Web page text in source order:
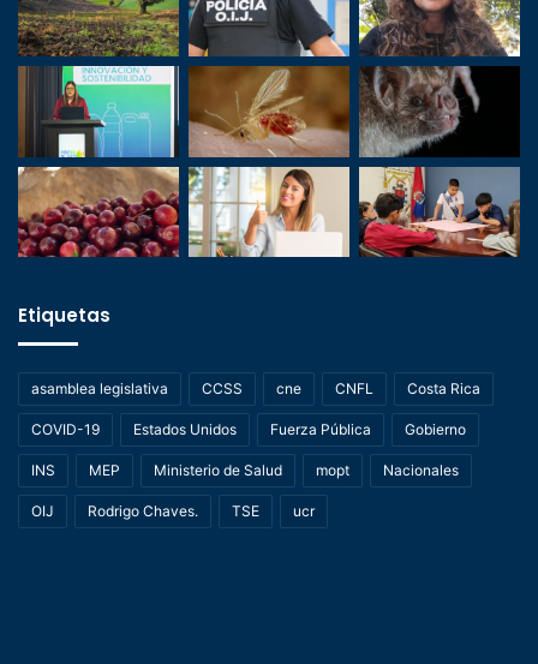
Etiquetas
asamblea legislativa CCSS cne CNFL Costa Rica
COVID-19 Estados Unidos Fuerza Pública Gobierno
INS MEP Ministerio de Salud mopt Nacionales
OIJ Rodrigo Chaves. TSE ucr